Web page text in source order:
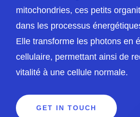
mitochondries, ces petits
dans les processus
Elle transforme les photons en
cellulaire, permettant ainsi de
vitalité à une cellule normale.
GET IN TOUCH